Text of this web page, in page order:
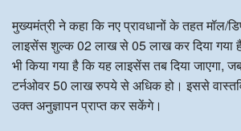
मुख्यमंत्री ने कहा कि नए प्रावधानों के तहत मॉल/
लाइसेंस शुल्क 02 लाख से 05 लाख कर दिया गया
भी किया गया है कि यह लाइसेंस तब दिया जाएगा,
टर्नओवर 50 लाख रुपये से अधिक हो। इससे
उक्त अनुज्ञापन प्राप्त कर सकेंगे।